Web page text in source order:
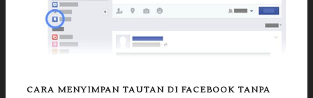
CARA MENYIMPAN TAUTAN DI FACEBOOK TANPA